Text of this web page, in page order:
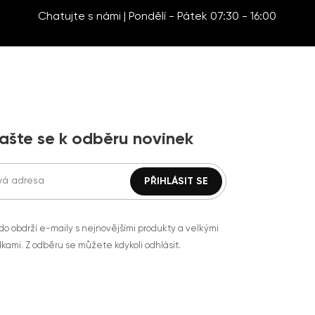
Chatujte s námi | Pondělí - Pátek 07:30 - 16:00
se k odběru novinek
obdrží e-maily s nejnovějšími produkty a velkými
Z odběru se můžete kdykoli odhlásit.